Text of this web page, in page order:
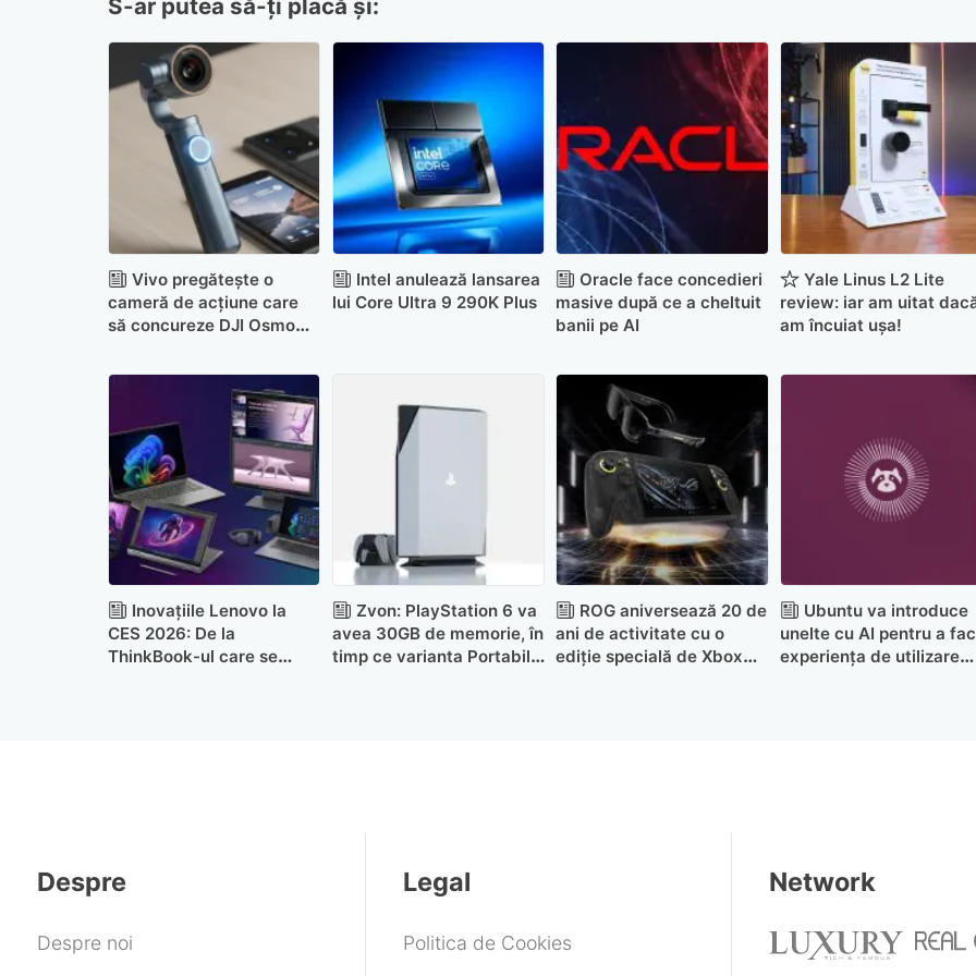
S-ar putea să-ți placă și:
Vivo pregătește o
cameră de acțiune care
să concureze DJI Osmo
Intel anulează lansarea
lui Core Ultra 9 290K Plus
Oracle face concedieri
masive după ce a cheltuit
banii pe AI
Yale Linus L2 Lite
review: iar am uitat
am încuiat ușa!
Inovațiile Lenovo la
CES 2026: De la
ThinkBook-ul care se
Zvon: PlayStation 6 va
avea 30GB de memorie, în
timp ce varianta Portabilă
ROG aniversează 20 de
ani de activitate cu o
ediție specială de Xbox
Ubuntu va introduce
unelte cu AI pentru a
experiența de utilizare
Despre
Despre noi
Legal
Politica de Cookies
Network